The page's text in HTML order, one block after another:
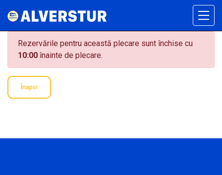
Rezervările pentru această plecare sunt închise cu
10:00 înainte de plecare.
Înapoi